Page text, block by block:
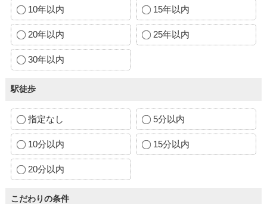
10年以内 15年以内
20年以内 25年以内
30年以内
駅徒歩
指定なし 5分以内
10分以内 15分以内
20分以内
こだわりの条件